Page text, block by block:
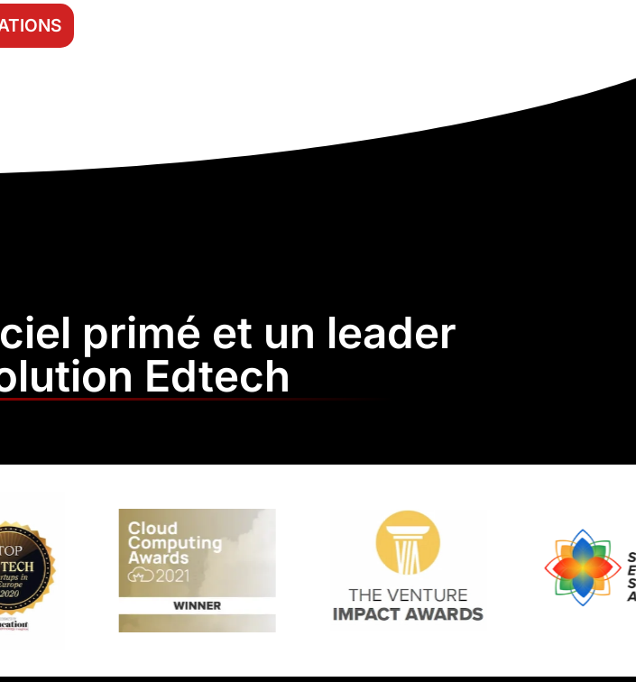
primé et un leader
Edtech